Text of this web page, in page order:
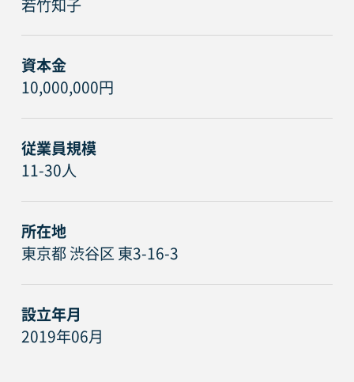
若竹知子
資本金
10,000,000円
従業員規模
11-30人
所在地
東京都 渋谷区 東3-16-3
設立年月
2019年06月